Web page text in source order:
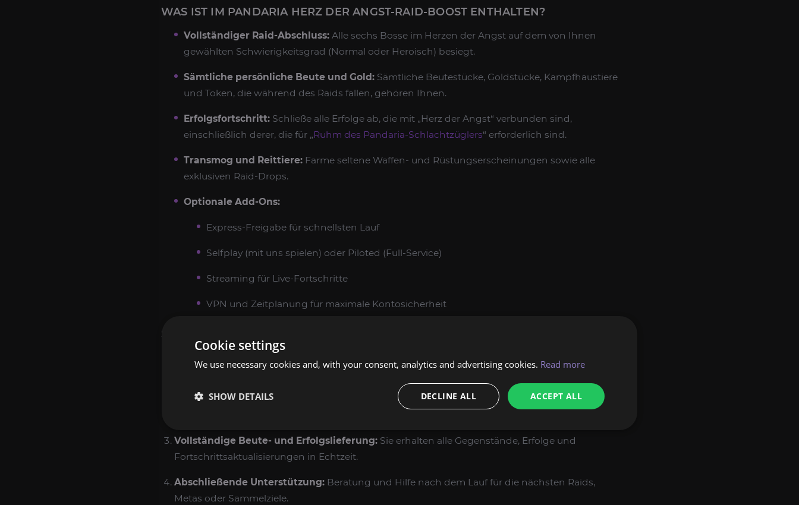
WAS IST IM PANDARIA HERZ DER ANGST-RAID-BOOST ENTHALTEN?
Vollständiger Raid-Abschluss: Alle sechs Bosse im Herzen der Angst auf dem von Ihnen
gewählten Schwierigkeitsgrad (Normal oder Heroisch) besiegt.
Sämtliche persönliche Beute und Gold: Sämtliche Beutestücke, Goldstücke, Kampfhaustiere
und Token, die während des Raids fallen, gehören Ihnen.
Erfolgsfortschritt: Schließe alle Erfolge ab, die mit „Herz der Angst“ verbunden sind,
einschließlich derer, die für „Ruhm des Pandaria-Schlachtzüglers“ erforderlich sind.
Transmog und Reittiere: Farme seltene Waffen- und Rüstungserscheinungen sowie alle
exklusiven Raid-Drops.
Optionale Add-Ons:
Express-Freigabe für schnellsten Lauf
Selfplay (mit uns spielen) oder Piloted (Full-Service)
Streaming für Live-Fortschritte
VPN und Zeitplanung für maximale Kontosicherheit
SO FÜHREN WIR DEN MOP HERZ DER ANGST RAID BOOST DURCH
Beutebedarf. Planen Sie Ihren Lauf zum für Sie besten Zeitpunkt.
Professionelle Raid-Durchführung:
Unsere erfahrenen Booster koordinieren jeden Pull, jede
Vollständige Beute- und Erfolgslieferung: Sie erhalten alle Gegenstände, Erfolge und
Fortschrittsaktualisierungen in Echtzeit.
Abschließende Unterstützung: Beratung und Hilfe nach dem Lauf für die nächsten Raids,
Metas oder Sammelziele.
Cookie settings
We use necessary cookies and, with your consent, analytics and advertising cookies. Read more
ACCEPT ALL
DECLINE ALL
SHOW DETAILS